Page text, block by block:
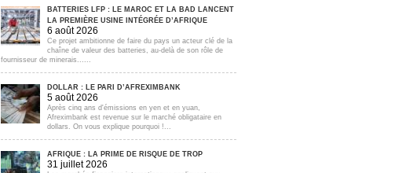
BATTERIES LFP : LE MAROC ET LA BAD LANCENT
LA PREMIÈRE USINE INTÉGRÉE D’AFRIQUE
6 août 2026
Ce projet ambitionne de faire du pays un acteur clé de la
chaîne de valeur des batteries, au-delà de son rôle de
fournisseur de minerais......
DOLLAR : LE PARI D’AFREXIMBANK
5 août 2026
Après cinq ans d'émissions en yen et en yuan,
Afreximbank est revenue sur le marché obligataire en
dollars. On vous explique pourquoi !...
AFRIQUE : LA PRIME DE RISQUE DE TROP
31 juillet 2026